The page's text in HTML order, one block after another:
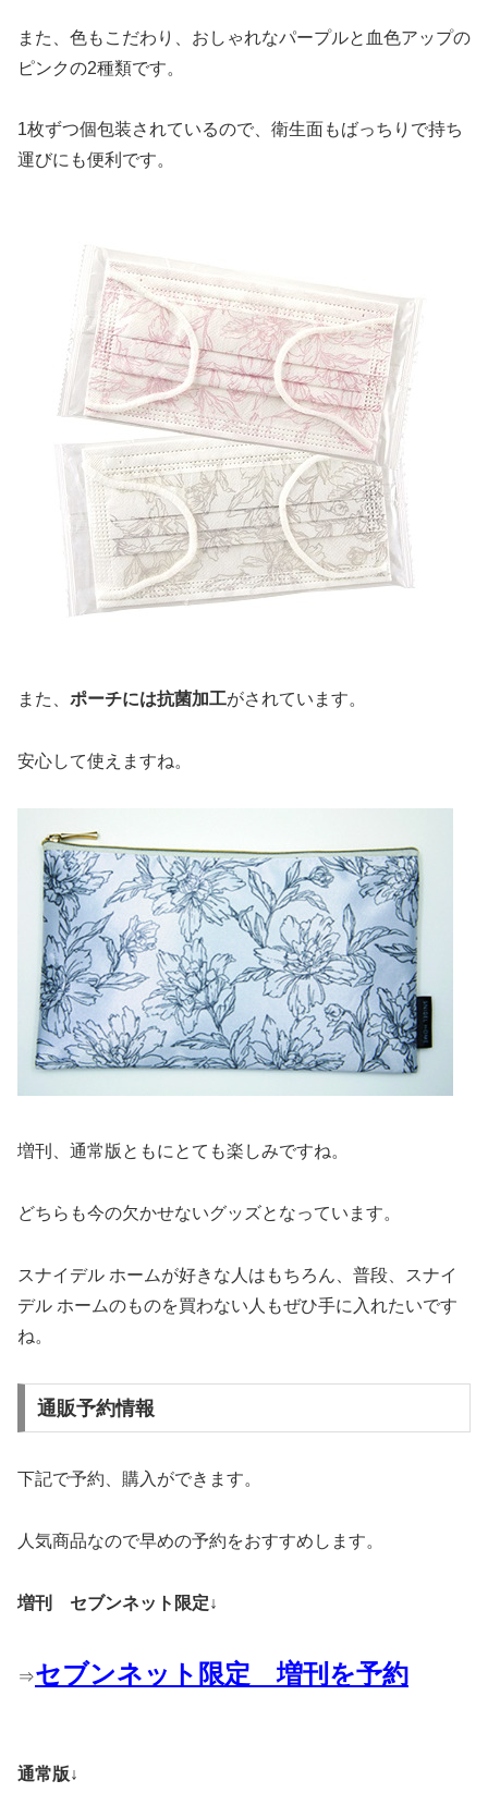
また、色もこだわり、おしゃれなパープルと血色アップの
ピンクの2種類です。
1枚ずつ個包装されているので、衛生面もばっちりで持ち
運びにも便利です。
また、 ポーチには抗菌加工がされています。
安心して使えますね。
増刊、通常版ともにとても楽しみですね。
どちらも今の欠かせないグッズとなっています。
スナイデル ホームが好きな人はもちろん、普段、スナイ
デル ホームのものを買わない人もぜひ手に入れたいです
ね。
通販予約情報
下記で予約、購入ができます。
人気商品なので早めの予約をおすすめします。
増刊 セブンネット限定↓
⇒セブンネット限定 増刊を予約
通常版↓